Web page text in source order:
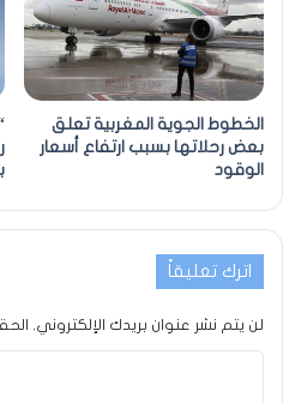
الخطوط الجوية المغربية تعلق
بعض رحلاتها بسبب ارتفاع أسعار
الوقود
اترك تعليقاً
لن يتم نشر عنوان بريدك الإلكتروني.